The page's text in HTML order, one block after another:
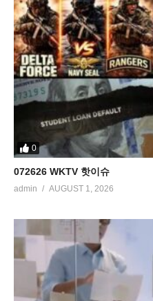
0
072626 WKTV 핫이슈
admin AUGUST 1, 2026